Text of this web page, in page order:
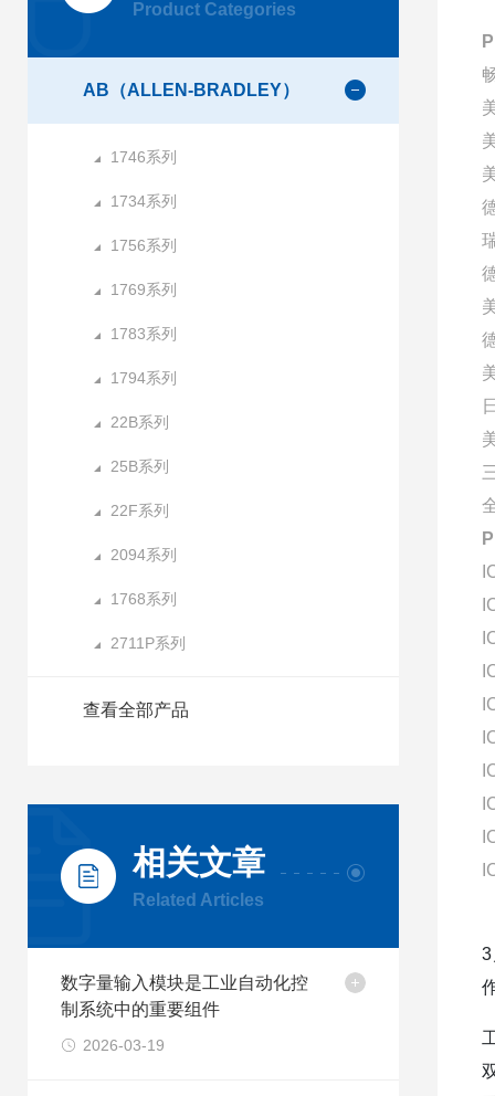
Product Categories
AB（ALLEN-BRADLEY）
1746系列
1734系列
1756系列
1769系列
1783系列
1794系列
22B系列
25B系列
22F系列
2094系列
1768系列
2711P系列
查看全部产品
相关文章
Related Articles
数字量输入模块是工业自动化控
制系统中的重要组件
2026-03-19
3